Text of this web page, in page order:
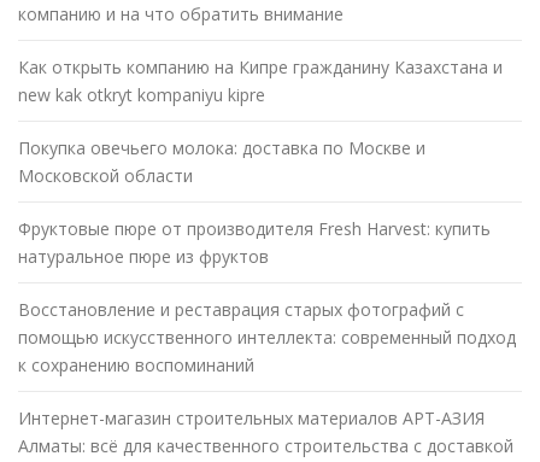
компанию и на что обратить внимание
Как открыть компанию на Кипре гражданину Казахстана и
new kak otkryt kompaniyu kipre
Покупка овечьего молока: доставка по Москве и
Московской области
Фруктовые пюре от производителя Fresh Harvest: купить
натуральное пюре из фруктов
Восстановление и реставрация старых фотографий с
помощью искусственного интеллекта: современный подход
к сохранению воспоминаний
Интернет-магазин строительных материалов АРТ-АЗИЯ
Алматы: всё для качественного строительства с доставкой